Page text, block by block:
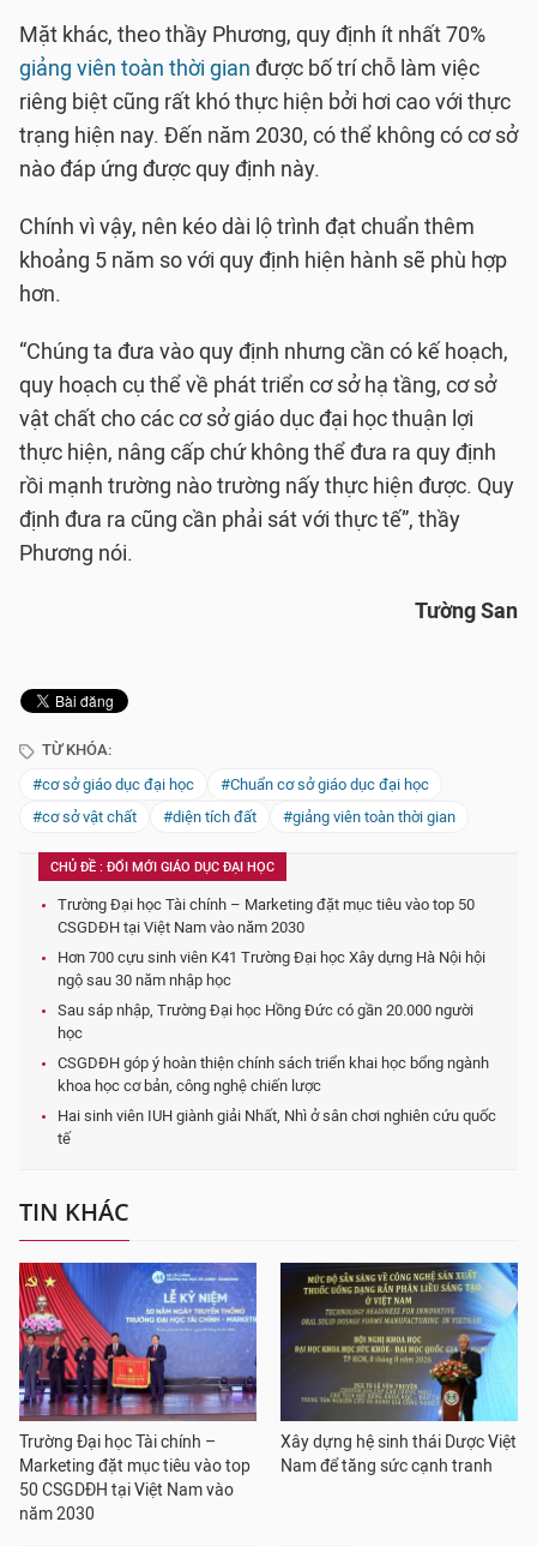
Mặt khác, theo thầy Phương, quy định ít nhất 70%
giảng viên toàn thời gian được bố trí chỗ làm việc
riêng biệt cũng rất khó thực hiện bởi hơi cao với thực
trạng hiện nay. Đến năm 2030, có thể không có cơ sở
nào đáp ứng được quy định này.
Chính vì vậy, nên kéo dài lộ trình đạt chuẩn thêm
khoảng 5 năm so với quy định hiện hành sẽ phù hợp
hơn.
“Chúng ta đưa vào quy định nhưng cần có kế hoạch,
quy hoạch cụ thể về phát triển cơ sở hạ tầng, cơ sở
vật chất cho các cơ sở giáo dục đại học thuận lợi
thực hiện, nâng cấp chứ không thể đưa ra quy định
rồi mạnh trường nào trường nấy thực hiện được. Quy
định đưa ra cũng cần phải sát với thực tế”, thầy
Phương nói.
Tường San
TỪ KHÓA:
#cơ sở giáo dục đại học
#Chuẩn cơ sở giáo dục đại học
#cơ sở vật chất
#diện tích đất #giảng viên toàn thời gian
CHỦ ĐỀ : ĐỔI MỚI GIÁO DỤC ĐẠI HỌC
Trường Đại học Tài chính – Marketing đặt mục tiêu vào top 50
CSGDĐH tại Việt Nam vào năm 2030
Hơn 700 cựu sinh viên K41 Trường Đại học Xây dựng Hà Nội hội
ngộ sau 30 năm nhập học
Sau sáp nhập, Trường Đại học Hồng Đức có gần 20.000 người
học
CSGDĐH góp ý hoàn thiện chính sách triển khai học bổng ngành
khoa học cơ bản, công nghệ chiến lược
Hai sinh viên IUH giành giải Nhất, Nhì ở sân chơi nghiên cứu quốc
tế
TIN KHÁC
Trường Đại học Tài chính –
Marketing đặt mục tiêu vào top
50 CSGDĐH tại Việt Nam vào
năm 2030
Xây dựng hệ sinh thái Dược Việt
Nam để tăng sức cạnh tranh